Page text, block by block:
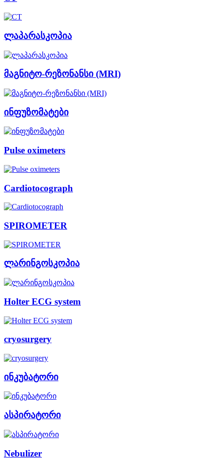
ლაპარასკოპია
მაგნიტო-რეზონანსი (MRI)
ინფუზომატები
Pulse oximeters
Cardiotocograph
SPIROMETER
ლარინგოსკოპია
Holter ECG system
cryosurgery
ინკუბატორი
ასპირატორი
Nebulizer